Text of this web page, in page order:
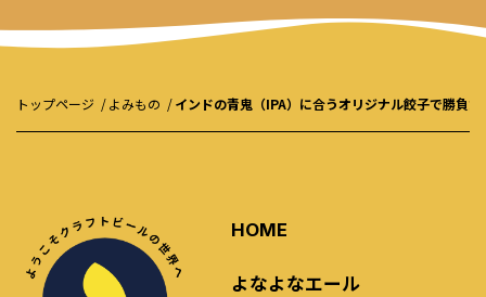
トップページ よみもの インドの青鬼（IPA）に合うオリジナル餃子で勝負だ
HOME
よなよなエール